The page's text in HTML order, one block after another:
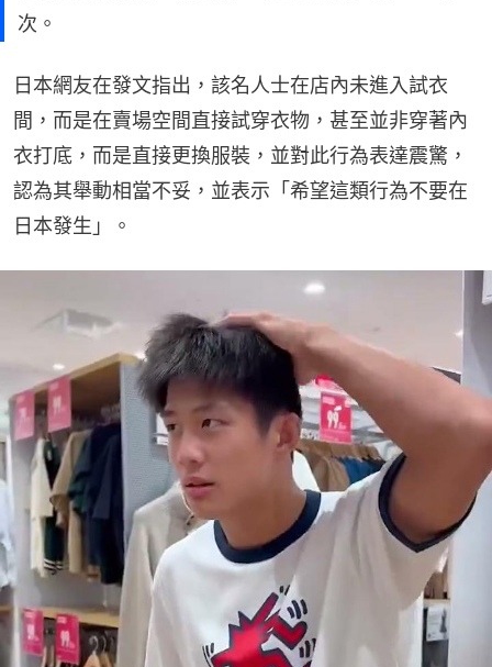
次。
日本網友在發文指出，該名人士在店內未進入試衣
間，而是在賣場空間直接試穿衣物，甚至並非穿著內
衣打底，而是直接更換服裝，並對此行為表達震驚，
認為其舉動相當不妥，並表示「希望這類行為不要在
日本發生」。